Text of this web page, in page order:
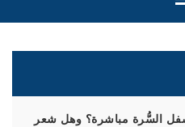
السُّرة مباشرة؟ وهل شعر